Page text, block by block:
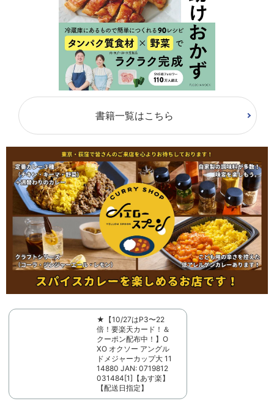
書籍一覧はこちら
★【10/27はP3〜22
倍！要楽天カード！＆
クーポン配布中！】O
XO オクソー アングル
ドメジャーカップ大 11
14880 JAN: 0719812
031484[1]【あす楽】
【配送日指定】